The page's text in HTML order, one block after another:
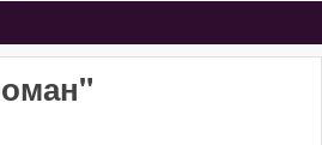
Aleksey kruchenyh